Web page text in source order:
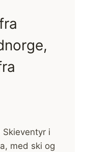
i
med ski og